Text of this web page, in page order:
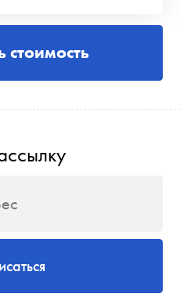
стоимость